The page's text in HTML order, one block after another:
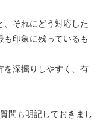
、それにどう対応した
も印象に残っているも
を深掘りしやすく、有
問も明記しておきまし